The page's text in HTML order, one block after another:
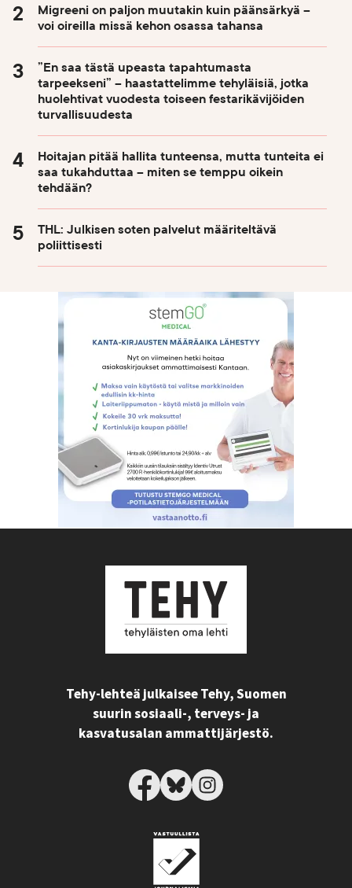
Migreeni on paljon muutakin kuin päänsärkyä –
voi oireilla missä kehon osassa tahansa
”En saa tästä upeasta tapahtumasta
tarpeekseni” – haastattelimme tehyläisiä, jotka
huolehtivat vuodesta toiseen festarikävijöiden
turvallisuudesta
Hoitajan pitää hallita tunteensa, mutta tunteita ei
saa tukahduttaa – miten se temppu oikein
tehdään?
THL: Julkisen soten palvelut määriteltävä
poliittisesti
Tehy-lehteä julkaisee Tehy, Suomen
suurin sosiaali-, terveys- ja
kasvatusalan ammattijärjestö.